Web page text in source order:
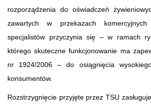
rozporządzenia do oświadczeń
zawartych w przekazach
specjalistów przyczynia się – w ramach
którego skuteczne funkcjonowanie ma
nr 1924/2006 – do osiągnięcia
konsumentów.
Rozstrzygnięcie przyjęte przez TSU